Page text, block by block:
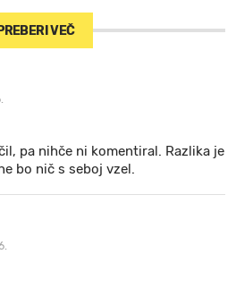
PREBERI VEČ
pa nihče ni komentiral. Razlika je
bo nič s seboj vzel.